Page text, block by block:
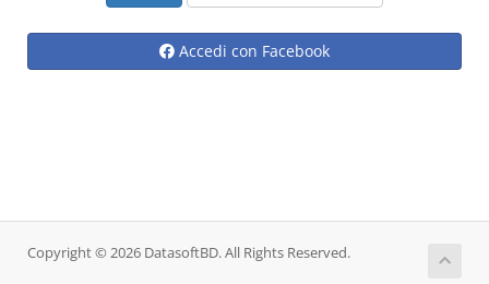
Accedi con Facebook
Copyright © 2026 DatasoftBD. All Rights Reserved.